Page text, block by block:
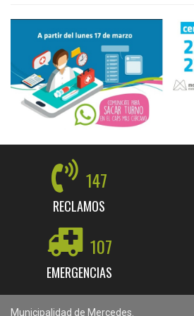
147
RECLAMOS
107
EMERGENCIAS
Municipalidad de Mercedes.